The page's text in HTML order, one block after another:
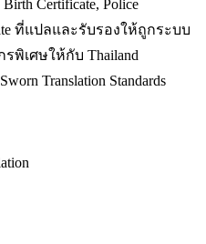
Certificate, Police
ที่แปลและรับรองให้ถูกระบบ
พิเศษให้กับ Thailand
Translation Standards